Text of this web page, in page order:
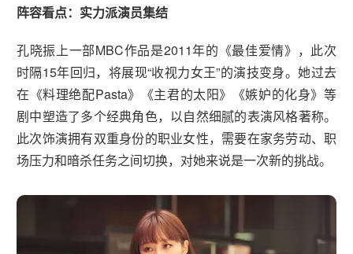
阵容看点：实力派演员集结
孔晓振上一部MBC作品是2011年的《最佳爱情》，此次
时隔15年回归，将展现“收视力女王”的演技变身。她过去
在《料理绝配Pasta》《主君的太阳》《嫉妒的化身》等
剧中塑造了多个经典角色，以自然细腻的表演风格著称。
此次饰演拥有双重身份的职业女性，需要在家务劳动、职
场压力和暗杀任务之间切换，对她来说是一次新的挑战。